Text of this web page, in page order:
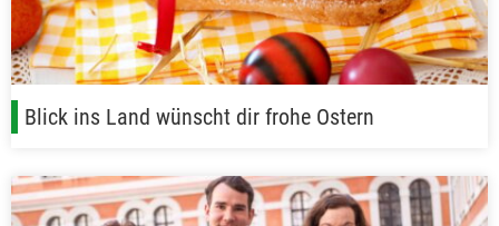
Blick ins Land wünscht dir frohe Ostern